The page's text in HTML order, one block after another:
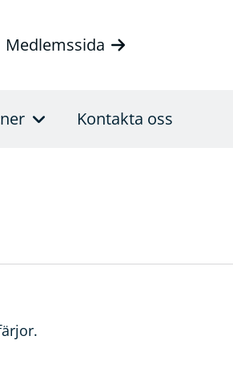
Medlemssida
Kontakta oss